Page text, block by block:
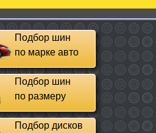
Подбор шин
по марке авто
Подбор шин
по размеру
Подбор дисков